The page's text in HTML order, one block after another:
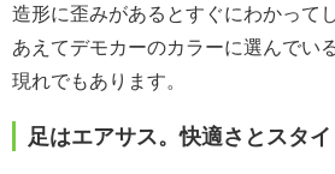
造形に歪みがあるとすぐにわかって
あえてデモカーのカラーに選んでい
現れでもあります。
足はエアサス。快適さとスタ